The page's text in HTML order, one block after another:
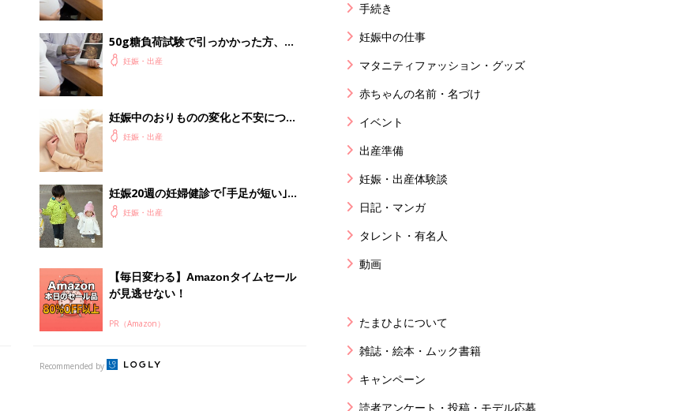
50g糖負荷試験で引っかかった方、ど
のように対処していますか？－”まい
妊娠・出産
妊娠中のおりものの変化と不安につい
て－”まいにちのたまひよ”の体験談
妊娠・出産
妊娠20週の妊婦健診で｢手足が短い｣と
言われ､32週の検査で｢99.9％障害があ
妊娠・出産
【毎日変わる】Amazonタイムセール
が見逃せない！
PR（Amazon）
Recommended by
手続き
妊娠中の仕事
マタニティファッション・グッズ
赤ちゃんの名前・名づけ
イベント
出産準備
妊娠・出産体験談
日記・マンガ
タレント・有名人
動画
たまひよについて
雑誌・絵本・ムック書籍
キャンペーン
読者アンケート・投稿・モデル応募